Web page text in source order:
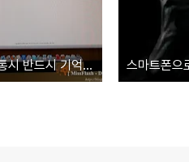
아이폰 개통시 반드시 기억해야 할 사항